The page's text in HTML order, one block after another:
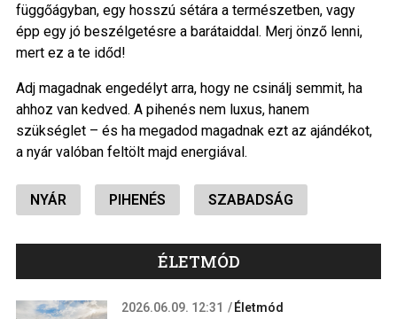
függőágyban, egy hosszú sétára a természetben, vagy
épp egy jó beszélgetésre a barátaiddal. Merj önző lenni,
mert ez a te időd!
Adj magadnak engedélyt arra, hogy ne csinálj semmit, ha
ahhoz van kedved. A pihenés nem luxus, hanem
szükséglet – és ha megadod magadnak ezt az ajándékot,
a nyár valóban feltölt majd energiával.
NYÁR PIHENÉS SZABADSÁG
ÉLETMÓD
2026.06.09. 12:31 Életmód